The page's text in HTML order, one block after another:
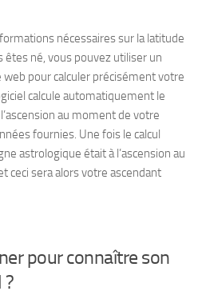
nécessaires sur la latitude
êtes né, vous pouvez utiliser un
web pour calculer précisément votre
calcule automatiquement le
au moment de votre
fournies. Une fois le calcul
astrologique était à l’ascension au
ceci sera alors votre ascendant
pour connaître son
?